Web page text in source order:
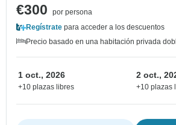
€300
por persona
Regístrate para acceder a los descuentos
Precio basado en una habitación privada
1 oct., 2026
+10 plazas libres
2 oct.,
+10 plazas